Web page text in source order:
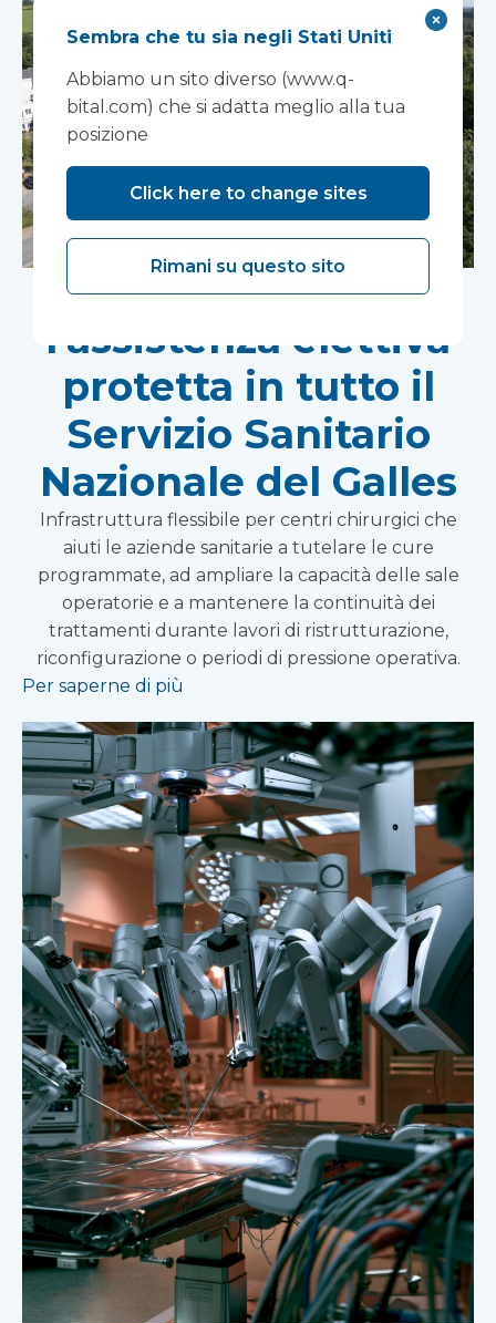
Sostenere
l'assistenza elettiva
protetta in tutto il
Servizio Sanitario
Nazionale del Galles
Infrastruttura flessibile per centri chirurgici che
aiuti le aziende sanitarie a tutelare le cure
programmate, ad ampliare la capacità delle sale
operatorie e a mantenere la continuità dei
trattamenti durante lavori di ristrutturazione,
riconfigurazione o periodi di pressione operativa.
Per saperne di più
Sembra che tu sia negli Stati Uniti
Abbiamo un sito diverso (www.q-
bital.com) che si adatta meglio alla tua
posizione
Click here to change sites
Rimani su questo sito